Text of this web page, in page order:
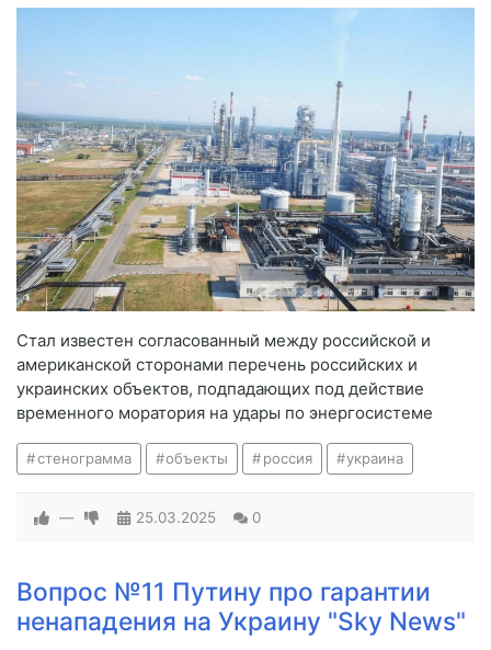
Стал известен согласованный между российской и
американской сторонами перечень российских и
украинских объектов, подпадающих под действие
временного моратория на удары по энергосистеме
стенограмма объекты россия украина
— 25.03.2025 0
Вопрос №11 Путину про гарантии
ненападения на Украину "Sky News"